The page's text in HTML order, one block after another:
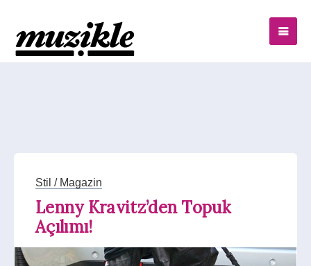
Stil / Magazin
Lenny Kravitz’den Topuk
Açılımı!